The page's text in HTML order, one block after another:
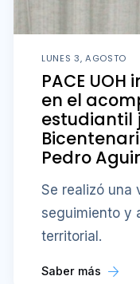
LUNES 3, AGOSTO
PACE
en el
estudiantil
Pedro
Se realizó una
seguimiento y
territorial.
Saber más